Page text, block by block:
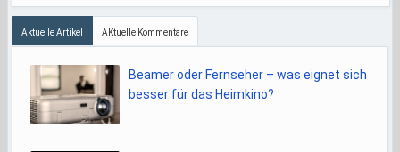
Aktuelle Artikel AKtuelle Kommentare
Beamer oder Fernseher – was eignet sich
besser für das Heimkino?